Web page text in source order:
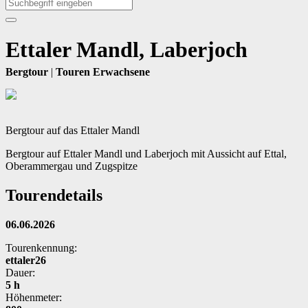
Ettaler Mandl, Laberjoch
Bergtour | Touren Erwachsene
Bergtour auf das Ettaler Mandl
Bergtour auf Ettaler Mandl und Laberjoch mit Aussicht auf Ettal,
Oberammergau und Zugspitze
Tourendetails
06.06.2026
Tourenkennung:
ettaler26
Dauer:
5 h
Höhenmeter: